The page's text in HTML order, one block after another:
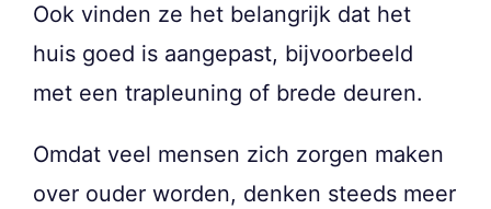
Ook vinden ze het belangrijk dat het
huis goed is aangepast, bijvoorbeeld
met een trapleuning of brede deuren.
Omdat veel mensen zich zorgen maken
over ouder worden, denken steeds meer